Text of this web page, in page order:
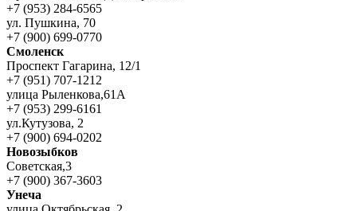
+7 (953) 284-6565
ул. Пушкина, 70
+7 (900) 699-0770
Смоленск
Проспект Гагарина, 12/1
+7 (951) 707-1212
улица Рыленкова,61А
+7 (953) 299-6161
ул.Кутузова, 2
+7 (900) 694-0202
Новозыбков
Советская,3
+7 (900) 367-3603
Унеча